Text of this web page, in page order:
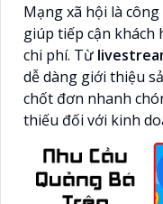
Mạng xã hội là
giúp tiếp cận khách
chi phí. Từ
dễ dàng giới thiệu
chốt đơn nhanh
thiếu đối với kinh